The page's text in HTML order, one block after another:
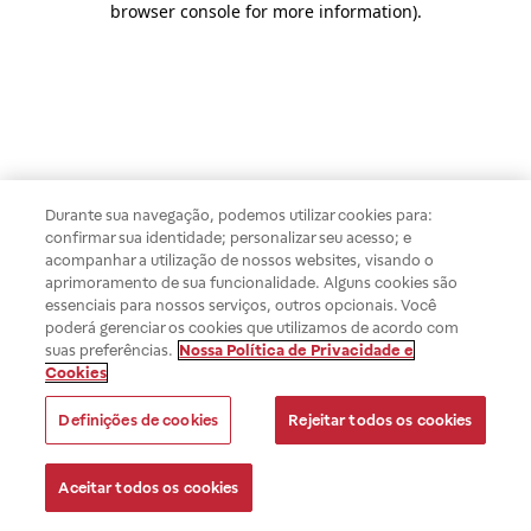
browser console for more information).
Durante sua navegação, podemos utilizar cookies para:
confirmar sua identidade; personalizar seu acesso; e
acompanhar a utilização de nossos websites, visando o
aprimoramento de sua funcionalidade. Alguns cookies são
essenciais para nossos serviços, outros opcionais. Você
poderá gerenciar os cookies que utilizamos de acordo com
suas preferências. Nossa Política de Privacidade e
Cookies
Definições de cookies Rejeitar todos os cookies
Aceitar todos os cookies